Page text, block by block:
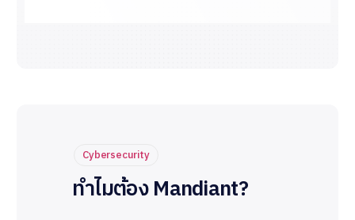
Cybersecurity
ทำไมต้อง Mandiant?